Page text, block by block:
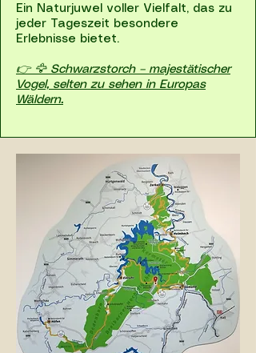
Ein Naturjuwel voller Vielfalt, das zu
jeder Tageszeit besondere
Erlebnisse bietet.
👉 🦅 Schwarzstorch – majestätischer
Vogel, selten zu sehen in Europas
Wäldern.